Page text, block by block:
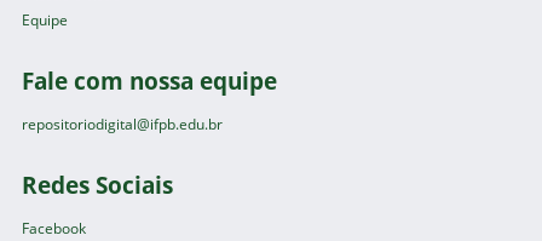
Equipe
Fale com nossa equipe
repositoriodigital@ifpb.edu.br
Redes Sociais
Facebook